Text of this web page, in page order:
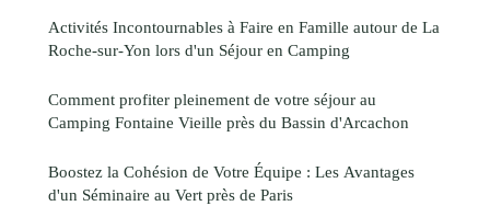
Activités Incontournables à Faire en Famille autour de La
Roche-sur-Yon lors d'un Séjour en Camping
Comment profiter pleinement de votre séjour au
Camping Fontaine Vieille près du Bassin d'Arcachon
Boostez la Cohésion de Votre Équipe : Les Avantages
d'un Séminaire au Vert près de Paris